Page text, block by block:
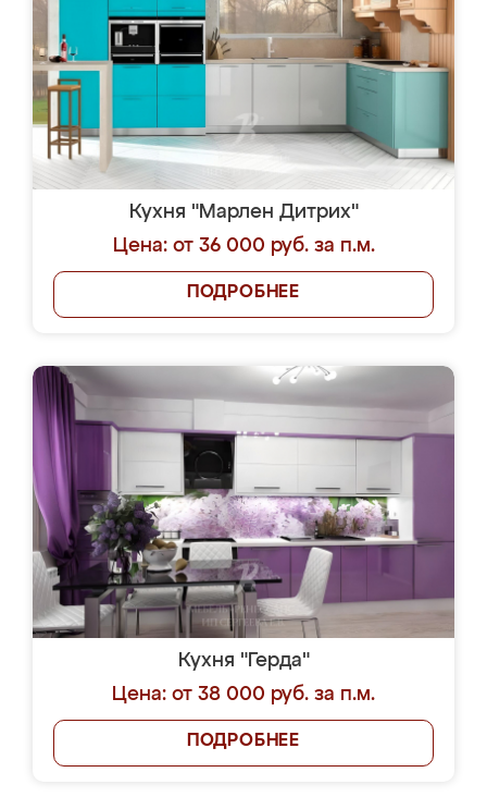
Кухня "Марлен Дитрих"
Цена: от 36 000 руб. за п.м.
ПОДРОБНЕЕ
Кухня "Герда"
Цена: от 38 000 руб. за п.м.
ПОДРОБНЕЕ